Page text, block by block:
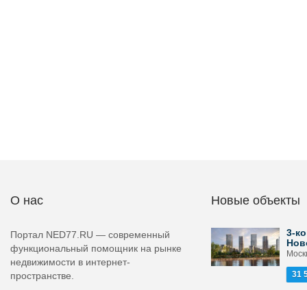
О нас
Портал NED77.RU — современный
функциональный помощник на рынке
недвижимости в интернет-
пространстве.
Новые объекты
3-
31